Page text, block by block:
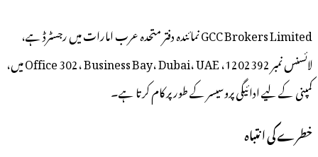
GCC Brokers Limited نمائندہ دفتر متحدہ عرب امارات میں رجسٹرڈ ہے،
لائسنس نمبر 1202392، Office 302، Business Bay، Dubai، UAE میں،
پروسیسر کے طور پر کام کرتا ہے۔